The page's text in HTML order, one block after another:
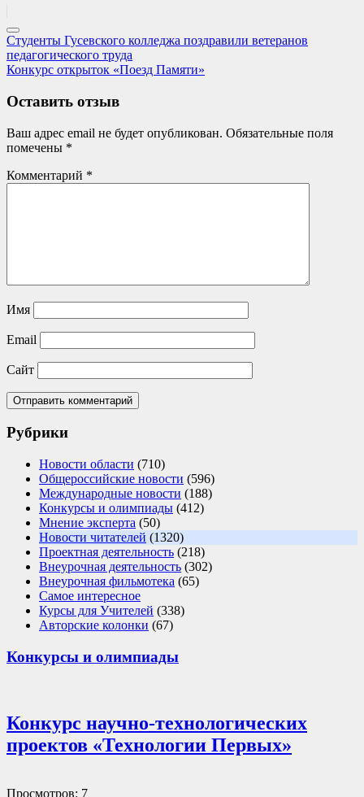
Навигация
по
Previous
Post:
Студенты Гусевского колледжа поздравили ветеранов
педагогического труда
Next
Конкурс открыток «Поезд Памяти»
Оставить отзыв
Ваш адрес email не будет опубликован. Обязательные поля
помечены *
Комментарий *
Имя
Email
Сайт
Рубрики
Новости области (710)
Общероссийские новости (596)
Международные новости (188)
Конкурсы и олимпиады (412)
Мнение эксперта (50)
Новости читателей (1320)
Проектная деятельность (218)
Внеурочная деятельность (302)
Внеурочная фильмотека (65)
Самое интересное
Курсы для Учителей (338)
Авторские колонки (67)
Конкурсы и олимпиады
Конкурс научно-технологических
проектов «Технологии Первых»
Просмотров: 7